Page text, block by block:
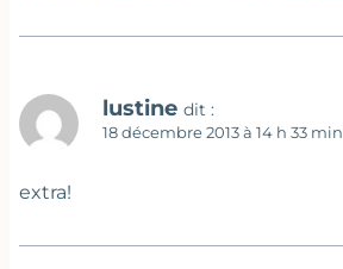
lustine dit :
18 décembre 2013 à 14 h 33 min
extra!